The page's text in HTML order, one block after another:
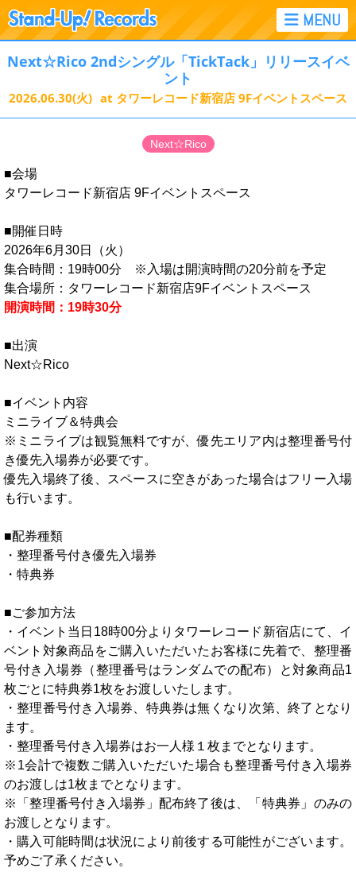
Next☆Rico 2ndシングル「TickTack」リリースイベ
ント
2026.06.30(火) at タワーレコード新宿店 9Fイベントスペース
Next☆Rico
■会場
タワーレコード新宿店 9Fイベントスペース
■開催日時
2026年6月30日（火）
集合時間：19時00分 ※入場は開演時間の20分前を予定
集合場所：タワーレコード新宿店9Fイベントスペース
開演時間：19時30分
■出演
Next☆Rico
■イベント内容
ミニライブ＆特典会
※ミニライブは観覧無料ですが、優先エリア内は整理番号付
き優先入場券が必要です。
優先入場終了後、スペースに空きがあった場合はフリー入場
も行います。
■配券種類
・整理番号付き優先入場券
・特典券
■ご参加方法
・イベント当日18時00分よりタワーレコード新宿店にて、イ
ベント対象商品をご購入いただいたお客様に先着で、整理番
号付き入場券（整理番号はランダムでの配布）と対象商品1
枚ごとに特典券1枚をお渡しいたします。
・整理番号付き入場券、特典券は無くなり次第、終了となり
ます。
・整理番号付き入場券はお一人様１枚までとなります。
※1会計で複数ご購入いただいた場合も整理番号付き入場券
のお渡しは1枚までとなります。
※「整理番号付き入場券」配布終了後は、「特典券」のみの
お渡しとなります。
・購入可能時間は状況により前後する可能性がございます。
予めご了承ください。